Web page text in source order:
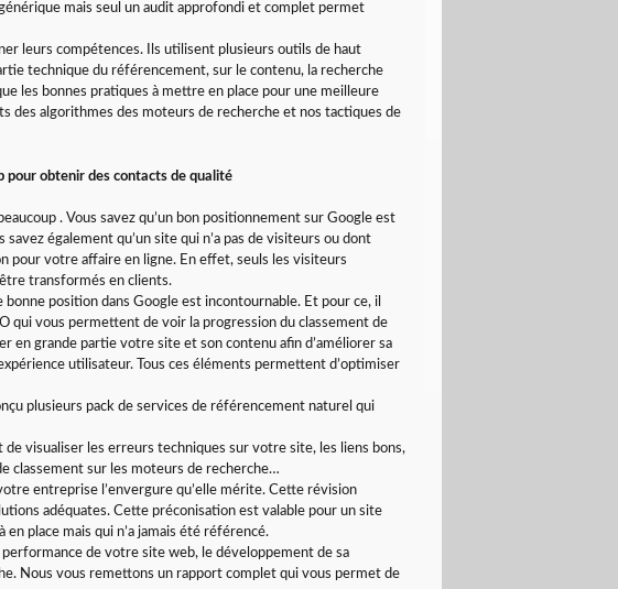
mais seul un audit approfondi et complet permet
leurs compétences. Ils utilisent plusieurs outils de haut
technique du référencement, sur le contenu, la recherche
les bonnes pratiques à mettre en place pour une meilleure
des algorithmes des moteurs de recherche et nos tactiques de
obtenir des contacts de qualité
. Vous savez qu’un bon positionnement sur Google est
également qu’un site qui n’a pas de visiteurs ou dont
pour votre affaire en ligne. En effet, seuls les visiteurs
transformés en clients.
position dans Google est incontournable. Et pour ce, il
vous permettent de voir la progression du classement de
grande partie votre site et son contenu afin d’améliorer sa
utilisateur. Tous ces éléments permettent d’optimiser
plusieurs pack de services de référencement naturel qui
visualiser les erreurs techniques sur votre site, les liens bons,
classement sur les moteurs de recherche…
entreprise l’envergure qu’elle mérite. Cette révision
adéquates. Cette préconisation est valable pour un site
place mais qui n’a jamais été référencé.
de votre site web, le développement de sa
Nous vous remettons un rapport complet qui vous permet de